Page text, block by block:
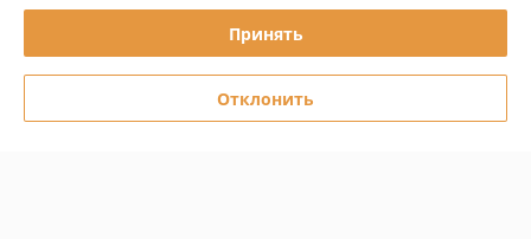
Контакты
Сегодня работает с 08:30 до 17:30
Показать весь график работы
Принять
Отклонить